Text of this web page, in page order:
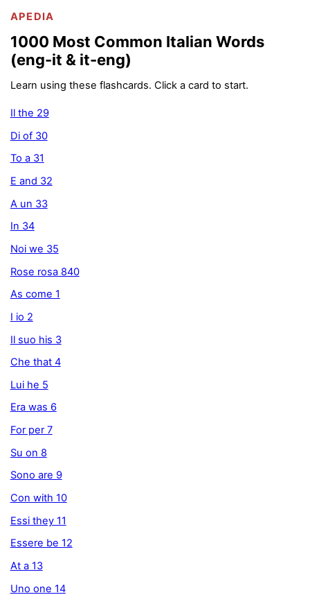
APEDIA
1000 Most Common Italian Words
(eng-it & it-eng)
Learn using these flashcards. Click a card to start.
Il the 29
Di of 30
To a 31
E and 32
A un 33
In 34
Noi we 35
Rose rosa 840
As come 1
I io 2
Il suo his 3
Che that 4
Lui he 5
Era was 6
For per 7
Su on 8
Sono are 9
Con with 10
Essi they 11
Essere be 12
At a 13
Uno one 14